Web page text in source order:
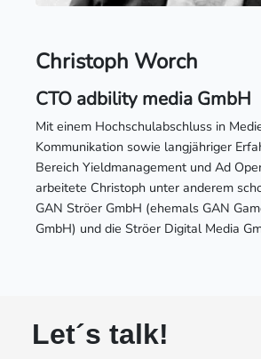
Christoph Worch
CTO adbility media GmbH
Mit einem Hochschulabschluss in
Kommunikation sowie langjähriger
Bereich Yieldmanagement und Ad
arbeitete Christoph unter anderem
GAN Ströer GmbH (ehemals GAN
GmbH) und die Ströer Digital Media
Let´s talk!